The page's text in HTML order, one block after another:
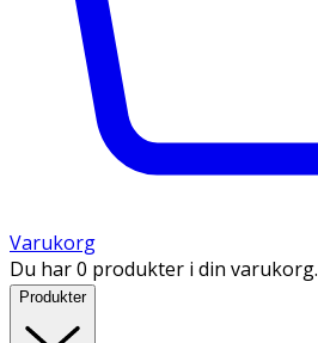
Varukorg
Du har 0 produkter i din varukorg.
Produkter